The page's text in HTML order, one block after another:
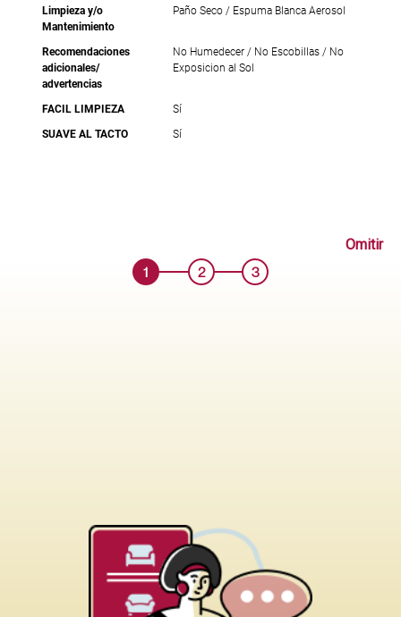
Limpieza y/o
Mantenimiento
Paño Seco / Espuma Blanca Aerosol
Recomendaciones
adicionales/
advertencias
No Humedecer / No Escobillas / No
Exposicion al Sol
FACIL LIMPIEZA
Sí
SUAVE AL TACTO
Sí